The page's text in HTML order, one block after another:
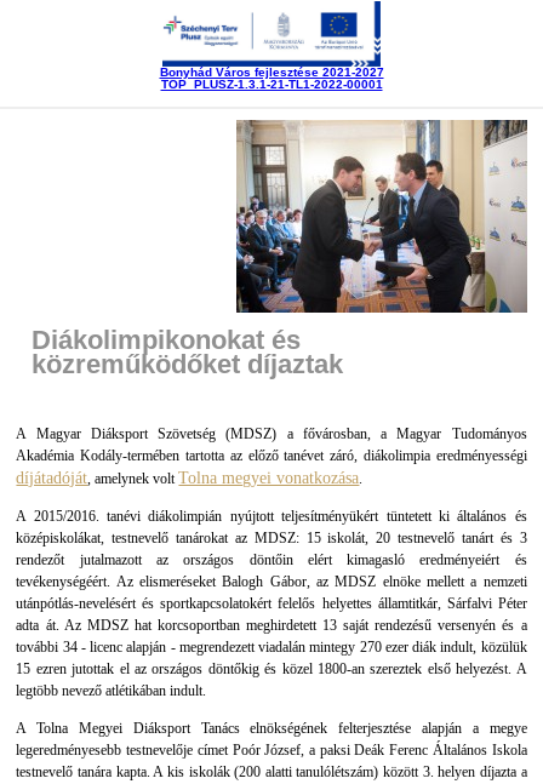
Bonyhád Város fejlesztése 2021-2027
TOP_PLUSZ-1.3.1-21-TL1-2022-00001
Diákolimpikonokat és
közreműködőket díjaztak
A Magyar Diáksport Szövetség (MDSZ) a fővárosban, a Magyar Tudományos
Akadémia Kodály-termében tartotta az előző tanévet záró, diákolimpia eredményességi
díjátadóját, amelynek voltTolna megyei vonatkozása.
A 2015/2016. tanévi diákolimpián nyújtott teljesítményükért tüntetett ki általános és
középiskolákat, testnevelő tanárokat az MDSZ: 15 iskolát, 20 testnevelő tanárt és 3
rendezőt jutalmazott az országos döntőin elért kimagasló eredményeiért és
tevékenységéért. Az elismeréseket Balogh Gábor, az MDSZ elnöke mellett a nemzeti
utánpótlás-nevelésért és sportkapcsolatokért felelős helyettes államtitkár, Sárfalvi Péter
adta át. Az MDSZ hat korcsoportban meghirdetett 13 saját rendezésű versenyén és a
további 34 - licenc alapján - megrendezett viadalán mintegy 270 ezer diák indult, közülük
15 ezren jutottak el az országos döntőkig és közel 1800-an szereztek első helyezést. A
legtöbb nevező atlétikában indult.
A Tolna Megyei Diáksport Tanács elnökségének felterjesztése alapján a megye
legeredményesebb testnevelője címet Poór József, a paksi Deák Ferenc Általános Iskola
testnevelő tanára kapta. A kis iskolák (200 alatti tanulólétszám) között 3. helyen díjazta a